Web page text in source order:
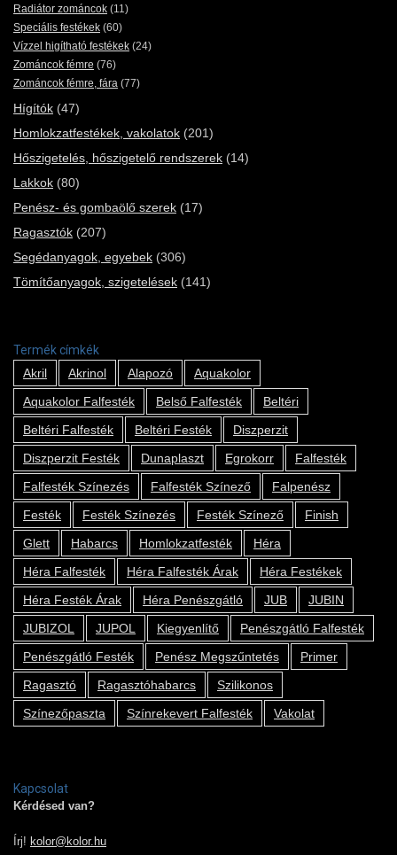
Radiátor zománcok (11)
Speciális festékek (60)
Vízzel higítható festékek (24)
Zománcok fémre (76)
Zománcok fémre, fára (77)
Hígítók (47)
Homlokzatfestékek, vakolatok (201)
Hőszigetelés, hőszigetelő rendszerek (14)
Lakkok (80)
Penész- és gombaölő szerek (17)
Ragasztók (207)
Segédanyagok, egyebek (306)
Tömítőanyagok, szigetelések (141)
Termék címkék
Akril
Akrinol Alapozó
Aquakolor
Aquakolor Falfesték
Belső Falfesték
Beltéri
Beltéri Falfesték
Beltéri Festék
Diszperzit
Diszperzit Festék
Dunaplaszt Egrokorr
Falfesték
Falfesték Színezés
Falfesték Színező
Falpenész
Festék
Festék Színezés Festék Színező
Finish
Glett
Habarcs Homlokzatfesték
Héra
Héra Falfesték
Héra Falfesték Árak
Héra Festékek
Héra Festék Árak
Héra Penészgátló JUB
JUBIN
JUBIZOL
JUPOL Kiegyenlítő
Penészgátló Falfesték
Penészgátló Festék
Penész Megszűntetés
Primer
Ragasztó
Ragasztóhabarcs
Szilikonos
Színezőpaszta
Színrekevert Falfesték Vakolat
Kapcsolat
Kérdésed van?
Írj! kolor@kolor.hu